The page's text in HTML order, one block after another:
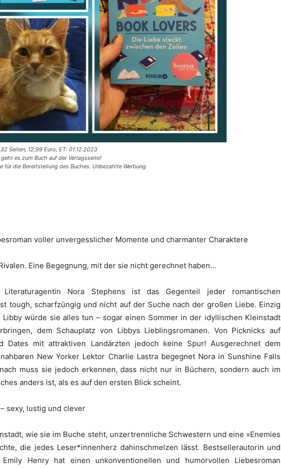
Seiten, 12,99 Euro, ET: 01.12.2023
geht es zum Buch auf der Verlagsseite!
für die Bereitstellung des Buches. Unbezahlte Werbung.
voller unvergesslicher Momente und charmanter Charaktere
Eine Begegnung, mit der sie nicht gerechnet haben…
Nora Stephens ist das Gegenteil jeder romantischen
tough, scharfzüngig und nicht auf der Suche nach der großen Liebe. Einzig
würde sie alles tun – sogar einen Sommer in der idyllischen Kleinstadt
dem Schauplatz von Libbys Lieblingsromanen. Von Picknicks auf
Dates mit attraktiven Landärzten jedoch keine Spur! Ausgerechnet dem
New Yorker Lektor Charlie Lastra begegnet Nora in Sunshine Falls
muss sie jedoch erkennen, dass nicht nur in Büchern, sondern auch im
anders ist, als es auf den ersten Blick scheint.
sexy, lustig und clever
wie sie im Buche steht, unzertrennliche Schwestern und eine »Enemies
die jedes Leser*innenherz dahinschmelzen lässt. Bestsellerautorin und
Emily Henry hat einen unkonventionellen und humorvollen Liebesroman